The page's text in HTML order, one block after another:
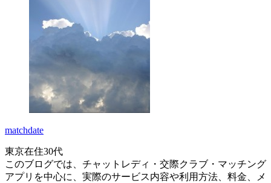
matchdate
東京在住30代
このブログでは、チャットレディ・交際クラブ・マッチング
アプリを中心に、実際のサービス内容や利用方法、料金、メ